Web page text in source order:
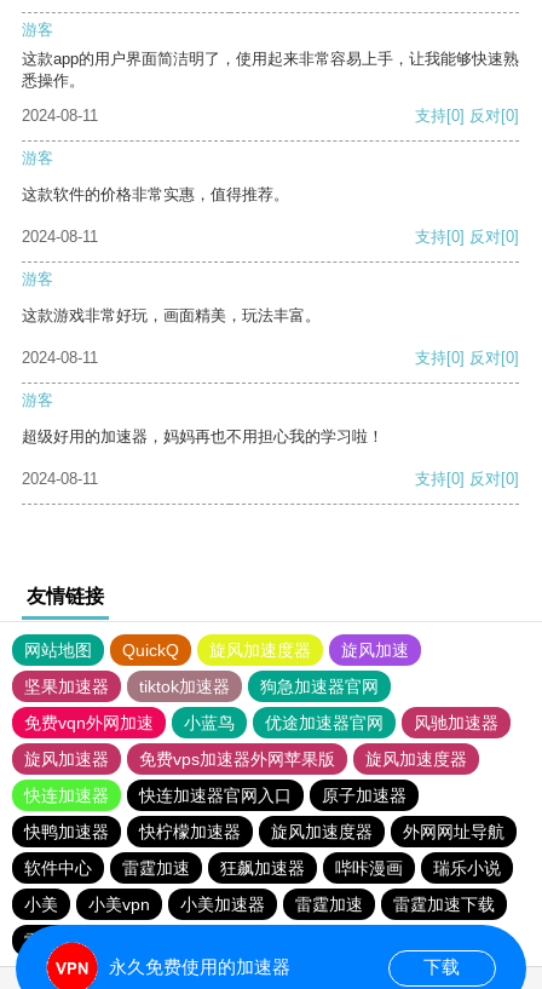
游客
这款app的用户界面简洁明了，使用起来非常容易上手，让我能够快速熟
悉操作。
2024-08-11
支持[0] 反对[0]
游客
这款软件的价格非常实惠，值得推荐。
2024-08-11 支持[0] 反对[0]
游客
这款游戏非常好玩，画面精美，玩法丰富。
2024-08-11 支持[0] 反对[0]
游客
超级好用的加速器，妈妈再也不用担心我的学习啦！
2024-08-11 支持[0] 反对[0]
友情链接
网站地图 QuickQ 旋风加速度器
旋风加速
坚果加速器
tiktok加速器
狗急加速器官网
免费vqn外网加速
小蓝鸟 优途加速器官网
风驰加速器
旋风加速器
免费vps加速器外网苹果版
旋风加速度器
快连加速器
快连加速器官网入口
原子加速器
快鸭加速器
快柠檬加速器 旋风加速度器
外网网址导航
软件中心
雷霆加速 狂飙加速器 哔咔漫画
瑞乐小说
小美
小美vpn 小美加速器 雷霆加速
雷霆加速下载
雷霆加速版ins
永久免费使用的加速器 下载